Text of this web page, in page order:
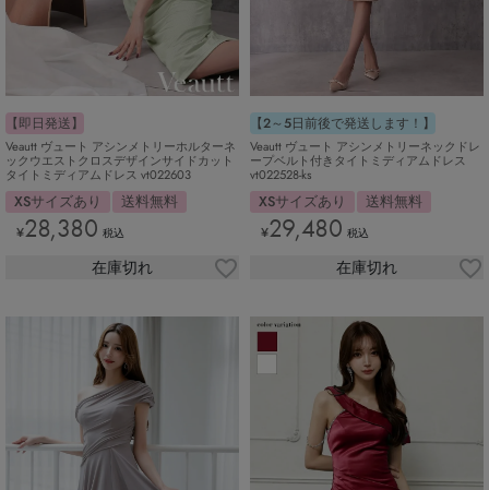
【即日発送】
Veautt ヴュート アシンメトリーホルターネ
ックウエストクロスデザインサイドカット
タイトミディアムドレス vt022603
XSサイズあり 送料無料
¥28,380 税込
在庫切れ
【2～5日前後で発送します！】
Veautt ヴュート アシンメトリーネックドレ
ープベルト付きタイトミディアムドレス
vt022528-ks
XSサイズあり 送料無料
¥29,480 税込
在庫切れ